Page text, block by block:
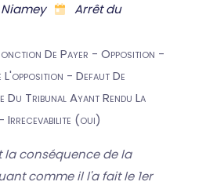
Arrêt du
De Payer - Opposition -
L'opposition - Defaut De
Tribunal Ayant Rendu La
Irrecevabilite (oui)
la conséquence de la
comme il l'a fait le 1er